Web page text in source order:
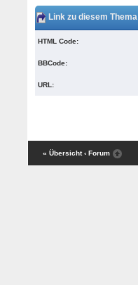
Link zu diesem Thema
HTML Code:
BBCode:
URL:
« Übersicht ‹ Forum